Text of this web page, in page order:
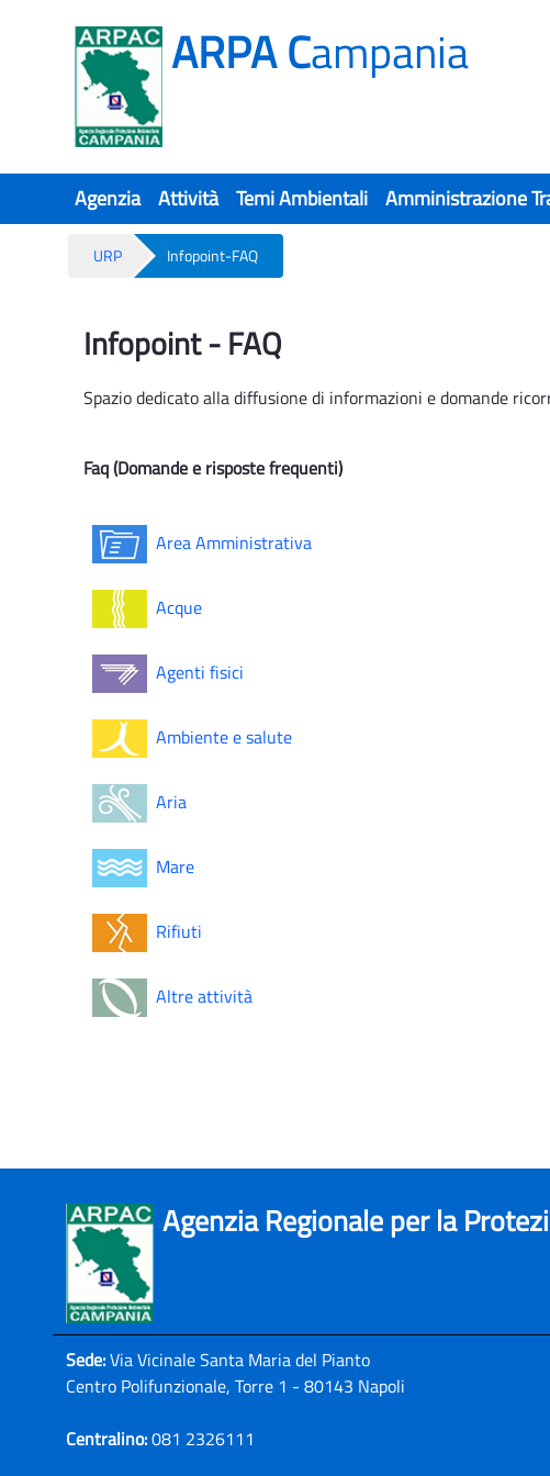
ARPA Campania
Agenzia Attività Temi Ambientali Amministrazione
URP Infopoint-FAQ
Infopoint - FAQ
Spazio dedicato alla diffusione di informazioni e domande
Faq (Domande e risposte frequenti)
Area Amministrativa
Acque
Agenti fisici
Ambiente e salute
Aria
Mare
Rifiuti
Altre attività
Agenzia Regionale per la
Sede:Via Vicinale Santa Maria del Pianto
Centro Polifunzionale, Torre 1 - 80143 Napoli
Centralino:081 2326111